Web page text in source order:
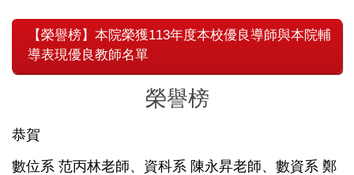
【榮譽榜】本院榮獲113年度本校優良導師與本院輔
導表現優良教師名單
榮譽榜
恭賀
數位系 范丙林老師、資科系 陳永昇老師、數資系 鄭